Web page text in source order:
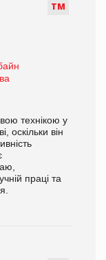
ТМ
технікою у
оскільки він
праці та